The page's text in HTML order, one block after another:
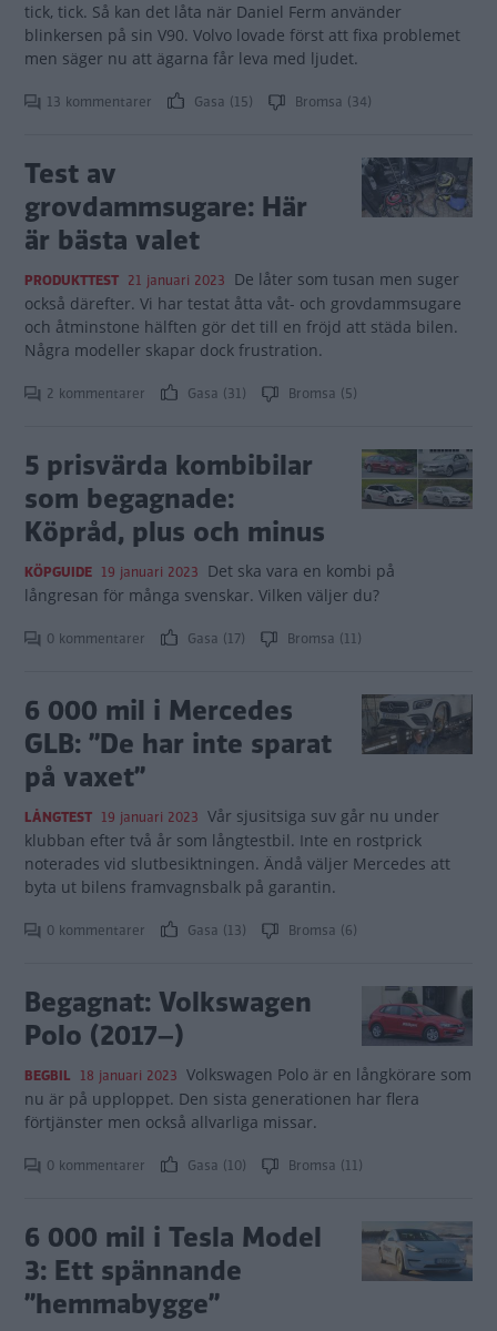
tick, tick. Så kan det låta när Daniel Ferm använder
blinkersen på sin V90. Volvo lovade först att fixa problemet
men säger nu att ägarna får leva med ljudet.
13 kommentarer Gasa (15) Bromsa (34)
Test av
grovdammsugare: Här
är bästa valet
PRODUKTTEST 21 januari 2023 De låter som tusan men suger
också därefter. Vi har testat åtta våt- och grovdammsugare
och åtminstone hälften gör det till en fröjd att städa bilen.
Några modeller skapar dock frustration.
2 kommentarer Gasa (31) Bromsa (5)
5 prisvärda kombibilar
som begagnade:
Köpråd, plus och minus
KÖPGUIDE 19 januari 2023 Det ska vara en kombi på
långresan för många svenskar. Vilken väljer du?
0 kommentarer Gasa (17) Bromsa (11)
6 000 mil i Mercedes
GLB: ”De har inte sparat
på vaxet”
LÅNGTEST 19 januari 2023 Vår sjusitsiga suv går nu under
klubban efter två år som långtestbil. Inte en rostprick
noterades vid slutbesiktningen. Ändå väljer Mercedes att
byta ut bilens framvagnsbalk på garantin.
0 kommentarer Gasa (13) Bromsa (6)
Begagnat: Volkswagen
Polo (2017–)
BEGBIL 18 januari 2023 Volkswagen Polo är en långkörare som
nu är på upploppet. Den sista generationen har flera
förtjänster men också allvarliga missar.
0 kommentarer Gasa (10) Bromsa (11)
6 000 mil i Tesla Model
3: Ett spännande
”hemmabygge”